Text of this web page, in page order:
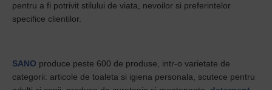
pentru a fi potrivit stilului de viata, nevoilor si preferintelor
specifice clientilor.
SANO produce peste 600 de produse, intr-o varietate de
categorii: articole de toaleta si igiena personala, scutece pentru